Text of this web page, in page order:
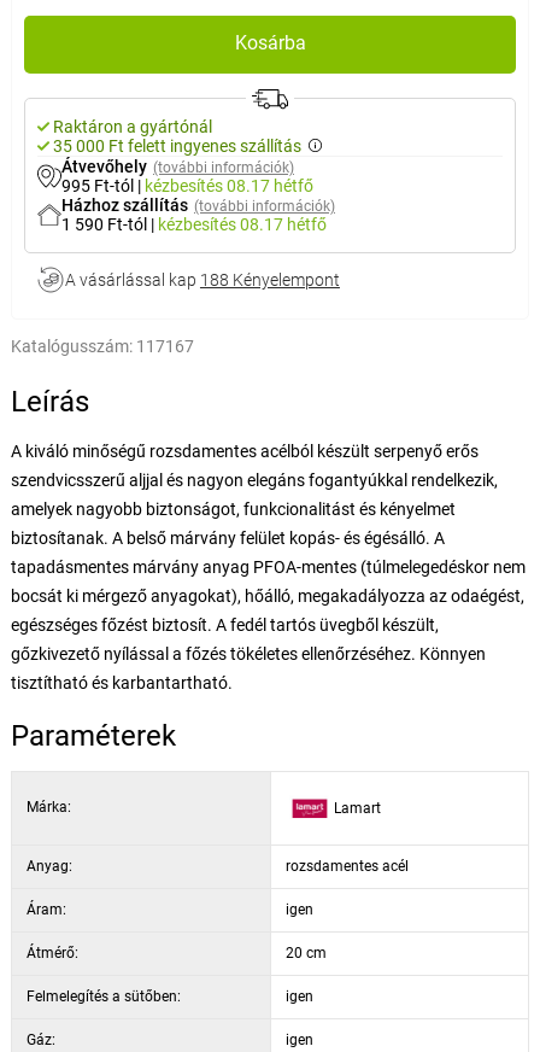
Kosárba
Raktáron a gyártónál
35 000 Ft felett ingyenes szállítás
Átvevőhely (további információk)
995 Ft-tól | kézbesítés08.17 hétfő
Házhoz szállítás (további információk)
1 590 Ft-tól | kézbesítés08.17 hétfő
A vásárlással kap 188 Kényelempont
Katalógusszám: 117167
Leírás
A kiváló minőségű rozsdamentes acélból készült serpenyő erős
szendvicsszerű aljjal és nagyon elegáns fogantyúkkal rendelkezik,
amelyek nagyobb biztonságot, funkcionalitást és kényelmet
biztosítanak. A belső márvány felület kopás- és égésálló. A
tapadásmentes márvány anyag PFOA-mentes (túlmelegedéskor nem
bocsát ki mérgező anyagokat), hőálló, megakadályozza az odaégést,
egészséges főzést biztosít. A fedél tartós üvegből készült,
gőzkivezető nyílással a főzés tökéletes ellenőrzéséhez. Könnyen
tisztítható és karbantartható.
Paraméterek
Márka: Lamart
Anyag: rozsdamentes acél
Áram: igen
Átmérő: 20 cm
Felmelegítés a sütőben: igen
Gáz: igen